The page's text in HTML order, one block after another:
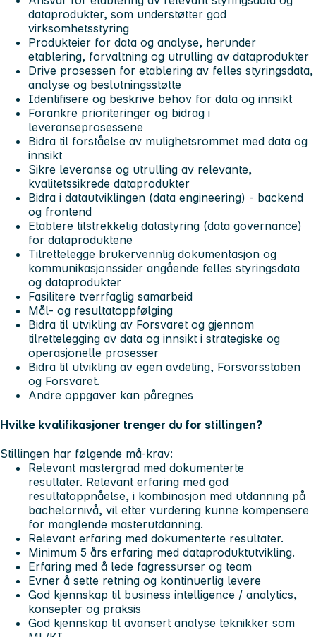
dataprodukter, som understøtter god
virksomhetsstyring
Produkteier for data og analyse, herunder
etablering, forvaltning og utrulling av dataprodukter
Drive prosessen for etablering av felles styringsdata,
analyse og beslutningsstøtte
Identifisere og beskrive behov for data og innsikt
Forankre prioriteringer og bidrag i
leveranseprosessene
Bidra til forståelse av mulighetsrommet med data og
innsikt
Sikre leveranse og utrulling av relevante,
kvalitetssikrede dataprodukter
Bidra i datautviklingen (data engineering) - backend
og frontend
Etablere tilstrekkelig datastyring (data governance)
for dataproduktene
Tilrettelegge brukervennlig dokumentasjon og
kommunikasjonssider angående felles styringsdata
og dataprodukter
Fasilitere tverrfaglig samarbeid
Mål- og resultatoppfølging
Bidra til utvikling av Forsvaret og gjennom
tilrettelegging av data og innsikt i strategiske og
operasjonelle prosesser
Bidra til utvikling av egen avdeling, Forsvarsstaben
og Forsvaret.
Andre oppgaver kan påregnes
Hvilke kvalifikasjoner trenger du for stillingen?
Stillingen har følgende må-krav:
Relevant mastergrad med dokumenterte
resultater. Relevant erfaring med god
resultatoppnåelse, i kombinasjon med utdanning på
bachelornivå, vil etter vurdering kunne kompensere
for manglende masterutdanning.
Relevant erfaring med dokumenterte resultater.
Minimum 5 års erfaring med dataproduktutvikling.
Erfaring med å lede fagressurser og team
Evner å sette retning og kontinuerlig levere
God kjennskap til business intelligence / analytics,
konsepter og praksis
God kjennskap til avansert analyse teknikker som